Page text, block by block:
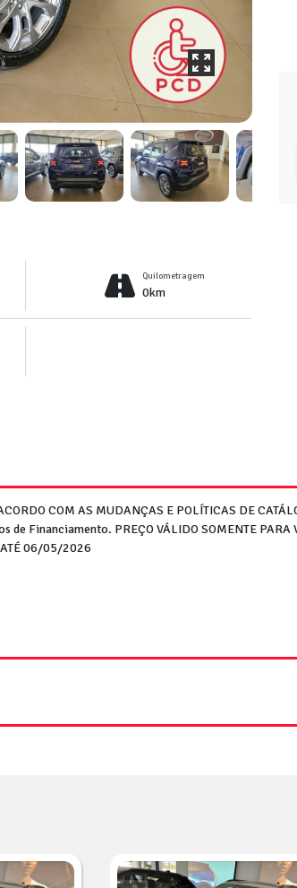
Quilometragem
0km
COM AS MUDANÇAS E POLÍTICAS DE
de Financiamento. PREÇO VÁLIDO SOMENTE
06/05/2026